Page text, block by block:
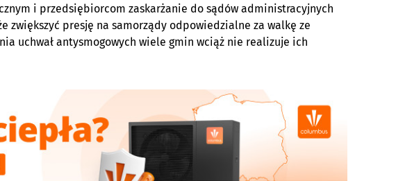
i przedsiębiorcom zaskarżanie do sądów administracyjnych
zwiększyć presję na samorządy odpowiedzialne za walkę ze
uchwał antysmogowych wiele gmin wciąż nie realizuje ich